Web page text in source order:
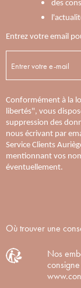
des
Entrez votre email
Conformément à la
libertés", vous
suppression des
nous écrivant par
Service Clients
mentionnant vos
éventuellement.
Où trouver une
Nos